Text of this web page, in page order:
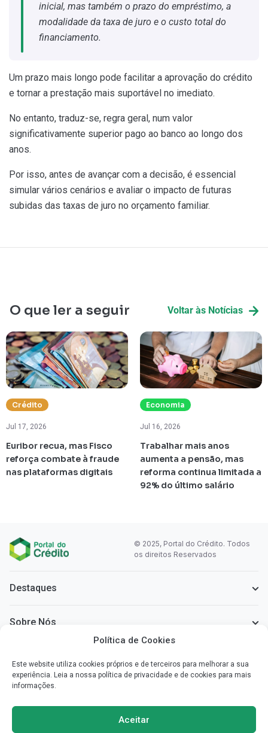
Política de Cookies
Este website utiliza cookies próprios e de terceiros para melhorar a sua
experiência. Leia a nossa política de privacidade e de cookies para mais
informações.
Aceitar
inicial, mas também o prazo do empréstimo, a
modalidade da taxa de juro e o custo total do
financiamento.
Um prazo mais longo pode facilitar a aprovação do crédito
e tornar a prestação mais suportável no imediato.
No entanto, traduz-se, regra geral, num valor
significativamente superior pago ao banco ao longo dos
anos.
Por isso, antes de avançar com a decisão, é essencial
simular vários cenários e avaliar o impacto de futuras
subidas das taxas de juro no orçamento familiar.
O que ler a seguir Voltar às Notícias
Crédito
Jul 17, 2026
Euribor recua, mas Fisco
reforça combate à fraude
nas plataformas digitais
Economia
Jul 16, 2026
Trabalhar mais anos
aumenta a pensão, mas
reforma continua limitada a
92% do último salário
© 2025, Portal do Crédito. Todos
os direitos Reservados
Destaques
Sobre Nós
Simplificamos a informação que necessita para poder escolher o